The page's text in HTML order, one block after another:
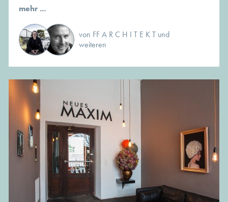
mehr ...
von FF A R C H I T E K T und
weiteren